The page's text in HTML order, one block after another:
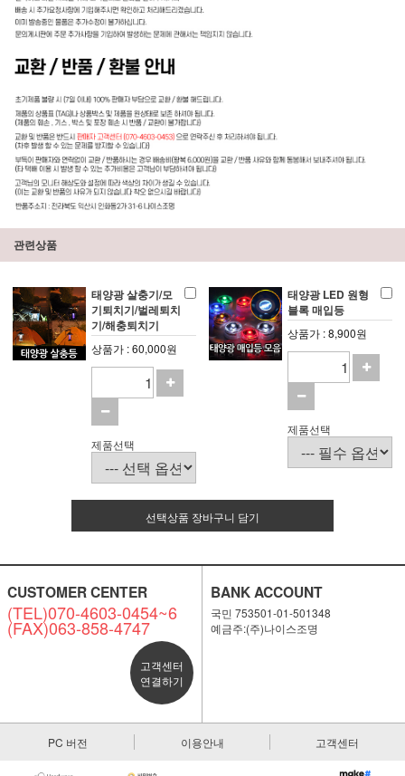
관련상품
태양광 살충기/모
기퇴치기/벌레퇴치
기/해충퇴치기
상품가 : 60,000원
제품선택
태양광 LED 원형
블록 매입등
상품가 : 8,900원
제품선택
선택상품 장바구니 담기
CUSTOMER CENTER
(TEL)070-4603-0454~6
(FAX)063-858-4747
고객센터
연결하기
BANK ACCOUNT
국민 753501-01-501348
예금주:(주)나이스조명
PC 버전 이용안내 고객센터